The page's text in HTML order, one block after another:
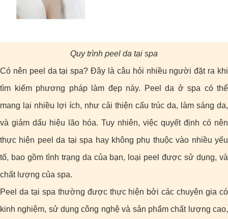
Quy trình peel da tại spa
Có nên peel da tại spa? Đây là câu hỏi nhiều người đặt ra khi
tìm kiếm phương pháp làm đẹp này. Peel da ở spa có thể
mang lại nhiều lợi ích, như cải thiện cấu trúc da, làm sáng da,
và giảm dấu hiệu lão hóa. Tuy nhiên, việc quyết định có nên
thực hiện peel da tại spa hay không phụ thuộc vào nhiều yếu
tố, bao gồm tình trạng da của bạn, loại peel được sử dụng, và
chất lượng của spa.
Peel da tại spa thường được thực hiện bởi các chuyên gia có
kinh nghiệm, sử dụng công nghệ và sản phẩm chất lượng cao,